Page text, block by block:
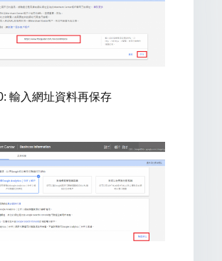
輸入網址資料再保存